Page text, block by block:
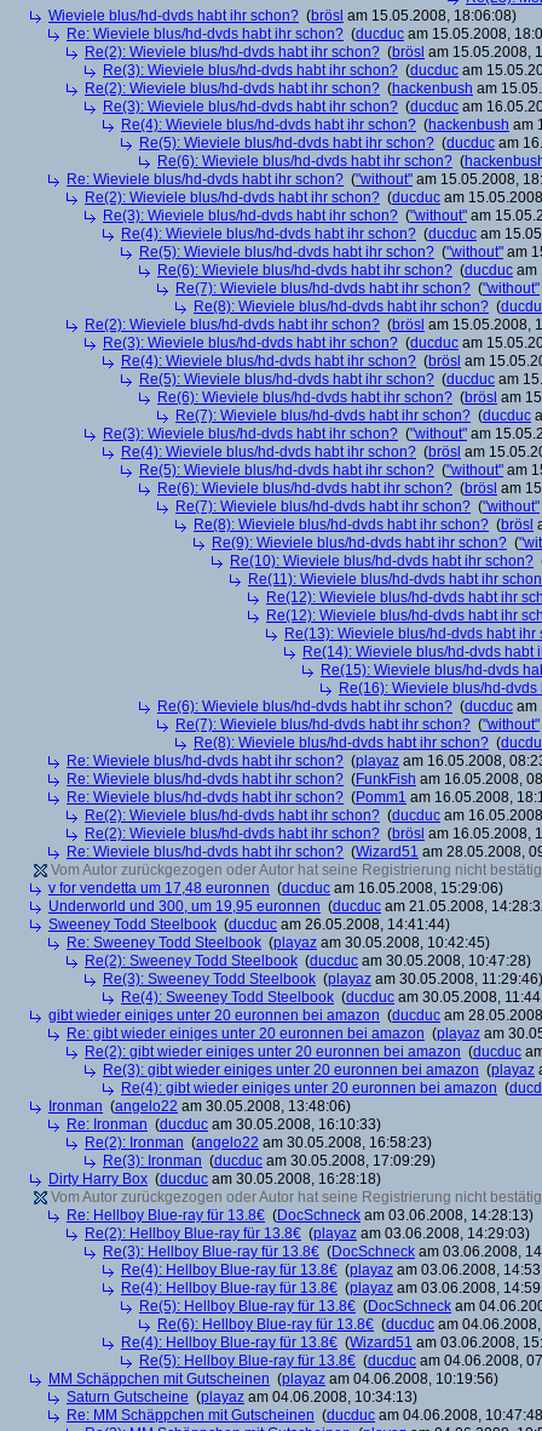
Wieviele blus/hd-dvds habt ihr schon? (brösl am 15.05.2008, 18:06:08)
Re: Wieviele blus/hd-dvds habt ihr schon? (ducduc am 15.05.2008,
Re(2): Wieviele blus/hd-dvds habt ihr schon? (brösl am 15.05.2008,
Re(3): Wieviele blus/hd-dvds habt ihr schon? (ducduc am
Re(2): Wieviele blus/hd-dvds habt ihr schon? (hackenbush am
Re(3): Wieviele blus/hd-dvds habt ihr schon? (ducduc am
Re(4): Wieviele blus/hd-dvds habt ihr schon? (hackenbush am
Re(5): Wieviele blus/hd-dvds habt ihr schon? (ducduc am
Re(6): Wieviele blus/hd-dvds habt ihr schon? (
Re: Wieviele blus/hd-dvds habt ihr schon? ("without" am 15.05.2008,
Re(2): Wieviele blus/hd-dvds habt ihr schon? (ducduc am
Re(3): Wieviele blus/hd-dvds habt ihr schon? ("without" am
Re(4): Wieviele blus/hd-dvds habt ihr schon? (ducduc am
Re(5): Wieviele blus/hd-dvds habt ihr schon? ("without" am
Re(6): Wieviele blus/hd-dvds habt ihr schon? (ducduc am
Re(7): Wieviele blus/hd-dvds habt ihr schon? ("without"
Re(8): Wieviele blus/hd-dvds habt ihr schon? (
Re(2): Wieviele blus/hd-dvds habt ihr schon? (brösl am 15.05.2008,
Re(3): Wieviele blus/hd-dvds habt ihr schon? (ducduc am
Re(4): Wieviele blus/hd-dvds habt ihr schon? (brösl am
Re(5): Wieviele blus/hd-dvds habt ihr schon? (ducduc am
Re(6): Wieviele blus/hd-dvds habt ihr schon? (brösl am
Re(7): Wieviele blus/hd-dvds habt ihr schon? (ducduc
Re(3): Wieviele blus/hd-dvds habt ihr schon? ("without" am
Re(4): Wieviele blus/hd-dvds habt ihr schon? (brösl am
Re(5): Wieviele blus/hd-dvds habt ihr schon? ("without" am
Re(6): Wieviele blus/hd-dvds habt ihr schon? (brösl am
Re(7): Wieviele blus/hd-dvds habt ihr schon? ("without"
Re(8): Wieviele blus/hd-dvds habt ihr schon? (brösl
Re(9): Wieviele blus/hd-dvds habt ihr schon? (
Re(10): Wieviele blus/hd-dvds habt ihr schon?
Re(11): Wieviele blus/hd-dvds habt ihr
Re(12): Wieviele blus/hd-dvds habt ihr
Re(12): Wieviele blus/hd-dvds habt ihr
Re(13): Wieviele blus/hd-dvds habt ihr
Re(14): Wieviele blus/hd-dvds habt
Re(15): Wieviele blus/hd-dvds
Re(16): Wieviele blus/hd-
Re(6): Wieviele blus/hd-dvds habt ihr schon? (ducduc am
Re(7): Wieviele blus/hd-dvds habt ihr schon? ("without"
Re(8): Wieviele blus/hd-dvds habt ihr schon? (
Re: Wieviele blus/hd-dvds habt ihr schon? (playaz am 16.05.2008,
Re: Wieviele blus/hd-dvds habt ihr schon? (FunkFish am 16.05.2008,
Re: Wieviele blus/hd-dvds habt ihr schon? (Pomm1 am 16.05.2008,
Re(2): Wieviele blus/hd-dvds habt ihr schon? (ducduc am
Re(2): Wieviele blus/hd-dvds habt ihr schon? (brösl am 16.05.2008,
Re: Wieviele blus/hd-dvds habt ihr schon? (Wizard51 am 28.05.2008,
Vom Autor zurückgezogen oder Autor hat seine Registrierung nicht
v for vendetta um 17,48 euronnen (ducduc am 16.05.2008, 15:29:06)
Underworld und 300, um 19,95 euronnen (ducduc am 21.05.2008,
Sweeney Todd Steelbook (ducduc am 26.05.2008, 14:41:44)
Re: Sweeney Todd Steelbook (playaz am 30.05.2008, 10:42:45)
Re(2): Sweeney Todd Steelbook (ducduc am 30.05.2008, 10:47:28)
Re(3): Sweeney Todd Steelbook (playaz am 30.05.2008, 11:29:46)
Re(4): Sweeney Todd Steelbook (ducduc am 30.05.2008,
gibt wieder einiges unter 20 euronnen bei amazon (ducduc am
Re: gibt wieder einiges unter 20 euronnen bei amazon (playaz am
Re(2): gibt wieder einiges unter 20 euronnen bei amazon (ducduc
Re(3): gibt wieder einiges unter 20 euronnen bei amazon (playaz
Re(4): gibt wieder einiges unter 20 euronnen bei amazon (
Ironman (angelo22 am 30.05.2008, 13:48:06)
Re: Ironman (ducduc am 30.05.2008, 16:10:33)
Re(2): Ironman (angelo22 am 30.05.2008, 16:58:23)
Re(3): Ironman (ducduc am 30.05.2008, 17:09:29)
Dirty Harry Box (ducduc am 30.05.2008, 16:28:18)
Vom Autor zurückgezogen oder Autor hat seine Registrierung nicht
Re: Hellboy Blue-ray für 13.8€ (DocSchneck am 03.06.2008, 14:28:13)
Re(2): Hellboy Blue-ray für 13.8€ (playaz am 03.06.2008, 14:29:03)
Re(3): Hellboy Blue-ray für 13.8€ (DocSchneck am 03.06.2008,
Re(4): Hellboy Blue-ray für 13.8€ (playaz am 03.06.2008,
Re(4): Hellboy Blue-ray für 13.8€ (playaz am 03.06.2008,
Re(5): Hellboy Blue-ray für 13.8€ (DocSchneck am
Re(6): Hellboy Blue-ray für 13.8€ (ducduc am
Re(4): Hellboy Blue-ray für 13.8€ (Wizard51 am 03.06.2008,
Re(5): Hellboy Blue-ray für 13.8€ (ducduc am 04.06.2008,
MM Schäppchen mit Gutscheinen (playaz am 04.06.2008, 10:19:56)
Saturn Gutscheine (playaz am 04.06.2008, 10:34:13)
Re: MM Schäppchen mit Gutscheinen (ducduc am 04.06.2008,